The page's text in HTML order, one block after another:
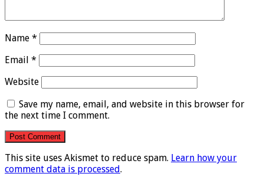
Name *
Email *
Website
Save my name, email, and website in this browser for
the next time I comment.
This site uses Akismet to reduce spam. Learn how your
comment data is processed.